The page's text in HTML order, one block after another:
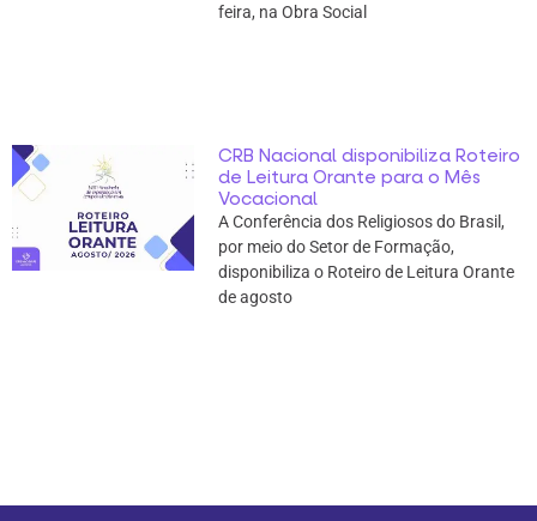
feira, na Obra Social
CRB Nacional disponibiliza Roteiro
de Leitura Orante para o Mês
Vocacional
A Conferência dos Religiosos do Brasil,
por meio do Setor de Formação,
disponibiliza o Roteiro de Leitura Orante
de agosto